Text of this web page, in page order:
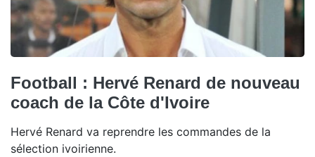
Football : Hervé Renard de nouveau
coach de la Côte d'Ivoire
Hervé Renard va reprendre les commandes de la
sélection ivoirienne.